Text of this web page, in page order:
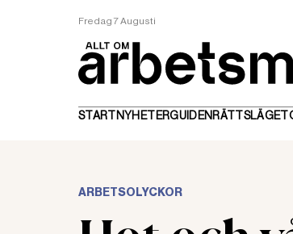
Fredag 7 Augusti
STARTNYHETERGUIDEN RÄTTSLÄGET
ARBETSOLYCKOR